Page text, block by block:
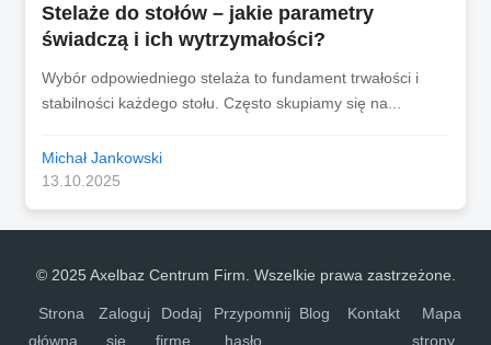
Stelaże do stołów – jakie parametry
świadczą i ich wytrzymałości?
Wybór odpowiedniego stelaża to fundament trwałości i
stabilności każdego stołu. Często skupiamy się na...
Michał Jankowski
13.10.2025
© 2025 Axelbaz Centrum Firm. Wszelkie prawa zastrzeżone.
Strona
główna
Zaloguj
się
Dodaj
firmę
Przypomnij
hasło
Blog Kontakt
Mapa
strony